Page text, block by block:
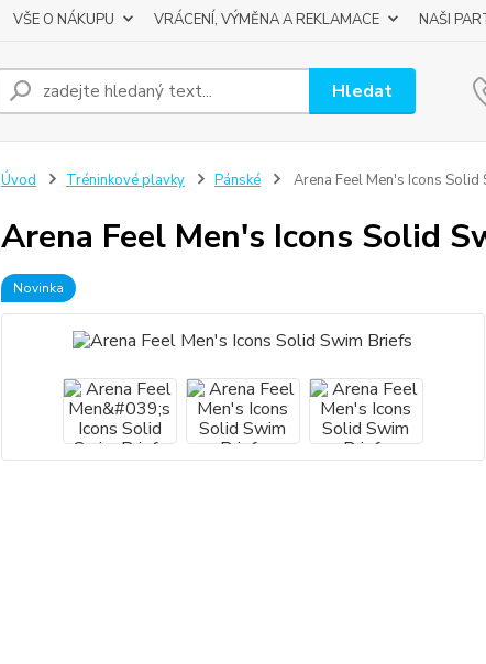
VŠE O NÁKUPU VRÁCENÍ, VÝMĚNA A REKLAMACE NAŠI
Hledat
Úvod Tréninkové plavky Pánské Arena Feel Men's Icons Solid
Arena Feel Men's Icons Solid
Novinka